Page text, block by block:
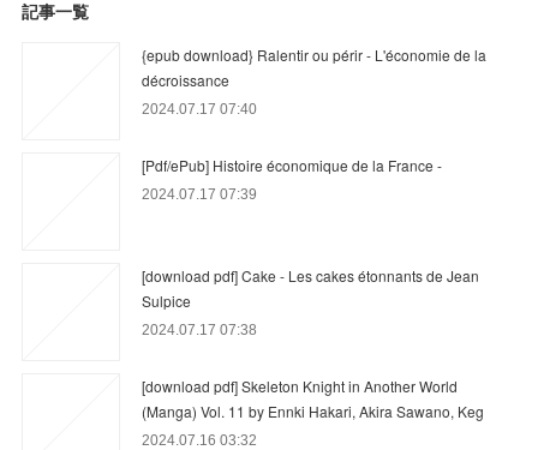
記事一覧
{epub download} Ralentir ou périr - L'économie de la
décroissance
2024.07.17 07:40
[Pdf/ePub] Histoire économique de la France -
2024.07.17 07:39
[download pdf] Cake - Les cakes étonnants de Jean
Sulpice
2024.07.17 07:38
[download pdf] Skeleton Knight in Another World
(Manga) Vol. 11 by Ennki Hakari, Akira Sawano, Keg
2024.07.16 03:32